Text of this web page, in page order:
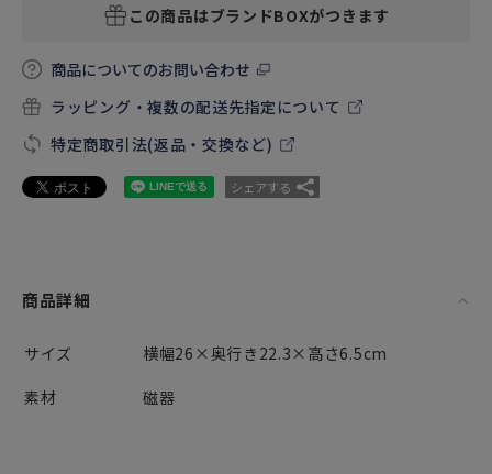
この商品はブランドBOXがつきます
商品についてのお問い合わせ
ラッピング・複数の配送先指定について
特定商取引法(返品・交換など)
シェアする
商品詳細
サイズ
横幅26×奥行き22.3×高さ6.5cm
素材
磁器